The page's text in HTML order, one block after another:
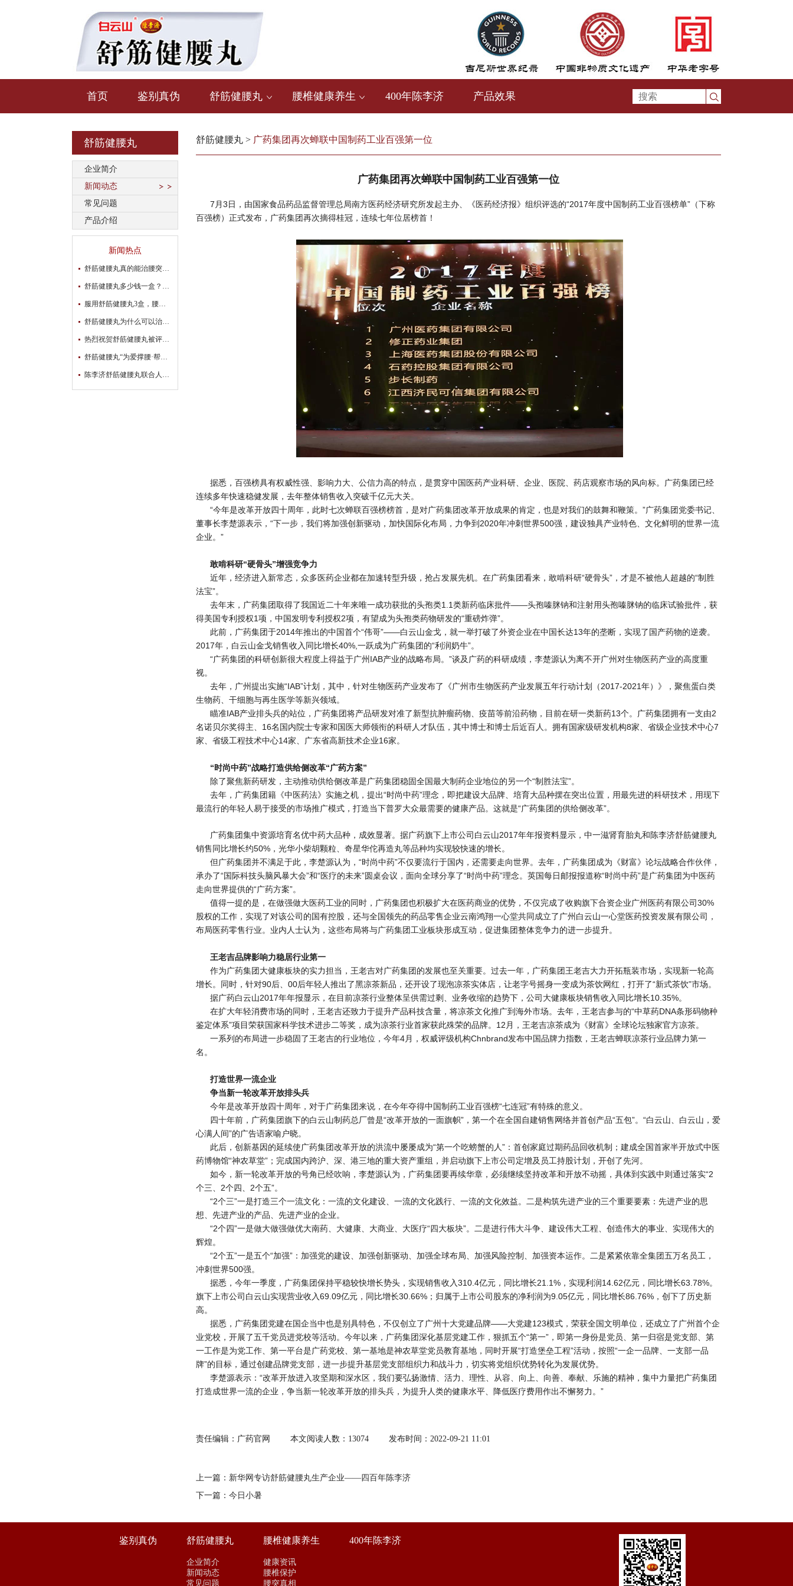
首页 鉴别真伪 舒筋健腰丸 腰椎健康养生 400年陈李济 产品效果
舒筋健腰丸
企业简介
新闻动态
常见问题
产品介绍
新闻热点
舒筋健腰丸真的能治腰突吗？真相原来是这样……
舒筋健腰丸多少钱一盒？你想知道的都在这
服用舒筋健腰丸3盒，腰腿不疼了，可以停药了吗？
舒筋健腰丸为什么可以治疗腰间盘突出？
热烈祝贺舒筋健腰丸被评为【2022-2023年度中国药店“颈腰椎类”店员推荐率最高品牌】！
舒筋健腰丸“为爱撑腰·帮扶腰突患者公益活动”覆盖5万多名患者！
陈李济舒筋健腰丸联合人民日报健康客户端发起中西医结合骨科发展与创新研讨会暨“为爱撑腰·帮扶腰椎间盘突出患者公益活动” ​
舒筋健腰丸 > 广药集团再次蝉联中国制药工业百强第一位
广药集团再次蝉联中国制药工业百强第一位
7月3日，由国家食品药品监督管理总局南方医药经济研究所发起主办、《医药经济报》组织评选的“2017年度中国制药工业百强榜单”（下称
百强榜）正式发布，广药集团再次摘得桂冠，连续七年位居榜首！
据悉，百强榜具有权威性强、影响力大、公信力高的特点，是贯穿中国医药产业科研、企业、医院、药店观察市场的风向标。广药集团已经
连续多年快速稳健发展，去年整体销售收入突破千亿元大关。
“今年是改革开放四十周年，此时七次蝉联百强榜榜首，是对广药集团改革开放成果的肯定，也是对我们的鼓舞和鞭策。”广药集团党委书记、
董事长李楚源表示，“下一步，我们将加强创新驱动，加快国际化布局，力争到2020年冲刺世界500强，建设独具产业特色、文化鲜明的世界一流
企业。”
敢啃科研“硬骨头”增强竞争力
近年，经济进入新常态，众多医药企业都在加速转型升级，抢占发展先机。在广药集团看来，敢啃科研“硬骨头”，才是不被他人超越的“制胜
法宝”。
去年末，广药集团取得了我国近二十年来唯一成功获批的头孢类1.1类新药临床批件——头孢嗪脒钠和注射用头孢嗪脒钠的临床试验批件，获
得美国专利授权1项，中国发明专利授权2项，有望成为头孢类药物研发的“重磅炸弹”。
此前，广药集团于2014年推出的中国首个“伟哥”——白云山金戈，就一举打破了外资企业在中国长达13年的垄断，实现了国产药物的逆袭。
2017年，白云山金戈销售收入同比增长40%,一跃成为广药集团的“利润奶牛”。
“广药集团的科研创新很大程度上得益于广州IAB产业的战略布局。”谈及广药的科研成绩，李楚源认为离不开广州对生物医药产业的高度重
视。
去年，广州提出实施“IAB”计划，其中，针对生物医药产业发布了《广州市生物医药产业发展五年行动计划（2017-2021年）》，聚焦蛋白类
生物药、干细胞与再生医学等新兴领域。
瞄准IAB产业排头兵的站位，广药集团将产品研发对准了新型抗肿瘤药物、疫苗等前沿药物，目前在研一类新药13个。广药集团拥有一支由2
名诺贝尔奖得主、16名国内院士专家和国医大师领衔的科研人才队伍，其中博士和博士后近百人。拥有国家级研发机构8家、省级企业技术中心7
家、省级工程技术中心14家、广东省高新技术企业16家。
“时尚中药”战略打造供给侧改革“广药方案”
除了聚焦新药研发，主动推动供给侧改革是广药集团稳固全国最大制药企业地位的另一个“制胜法宝”。
去年，广药集团籍《中医药法》实施之机，提出“时尚中药”理念，即把建设大品牌、培育大品种摆在突出位置，用最先进的科研技术，用现下
最流行的年轻人易于接受的市场推广模式，打造当下普罗大众最需要的健康产品。这就是“广药集团的供给侧改革”。
广药集团集中资源培育名优中药大品种，成效显著。据广药旗下上市公司白云山2017年年报资料显示，中一滋肾育胎丸和陈李济舒筋健腰丸
销售同比增长约50%，光华小柴胡颗粒、奇星华佗再造丸等品种均实现较快速的增长。
但广药集团并不满足于此，李楚源认为，“时尚中药”不仅要流行于国内，还需要走向世界。去年，广药集团成为《财富》论坛战略合作伙伴，
承办了“国际科技头脑风暴大会”和“医疗的未来”圆桌会议，面向全球分享了“时尚中药”理念。英国每日邮报报道称“时尚中药”是广药集团为中医药
走向世界提供的“广药方案”。
值得一提的是，在做强做大医药工业的同时，广药集团也积极扩大在医药商业的优势，不仅完成了收购旗下合资企业广州医药有限公司30%
股权的工作，实现了对该公司的国有控股，还与全国领先的药品零售企业云南鸿翔一心堂共同成立了广州白云山一心堂医药投资发展有限公司，
布局医药零售行业。业内人士认为，这些布局将与广药集团工业板块形成互动，促进集团整体竞争力的进一步提升。
王老吉品牌影响力稳居行业第一
作为广药集团大健康板块的实力担当，王老吉对广药集团的发展也至关重要。过去一年，广药集团王老吉大力开拓瓶装市场，实现新一轮高
增长。同时，针对90后、00后年轻人推出了黑凉茶新品，还开设了现泡凉茶实体店，让老字号摇身一变成为茶饮网红，打开了“新式茶饮”市场。
据广药白云山2017年年报显示，在目前凉茶行业整体呈供需过剩、业务收缩的趋势下，公司大健康板块销售收入同比增长10.35%。
在扩大年轻消费市场的同时，王老吉还致力于提升产品科技含量，将凉茶文化推广到海外市场。去年，王老吉参与的“中草药DNA条形码物种
鉴定体系”项目荣获国家科学技术进步二等奖，成为凉茶行业首家获此殊荣的品牌。12月，王老吉凉茶成为《财富》全球论坛独家官方凉茶。
一系列的布局进一步稳固了王老吉的行业地位，今年4月，权威评级机构Chnbrand发布中国品牌力指数，王老吉蝉联凉茶行业品牌力第一
名。
打造世界一流企业
争当新一轮改革开放排头兵
今年是改革开放四十周年，对于广药集团来说，在今年夺得中国制药工业百强榜“七连冠”有特殊的意义。
四十年前，广药集团旗下的白云山制药总厂曾是“改革开放的一面旗帜”，第一个在全国自建销售网络并首创产品“五包”。“白云山、白云山，爱
心满人间”的广告语家喻户晓。
此后，创新基因的延续使广药集团改革开放的洪流中屡屡成为“第一个吃螃蟹的人”：首创家庭过期药品回收机制；建成全国首家半开放式中医
药博物馆“神农草堂”；完成国内跨沪、深、港三地的重大资产重组，并启动旗下上市公司定增及员工持股计划，开创了先河。
如今，新一轮改革开放的号角已经吹响，李楚源认为，广药集团要再续华章，必须继续坚持改革和开放不动摇，具体到实践中则通过落实“2
个三、2个四、2个五”。
“2个三”一是打造三个一流文化：一流的文化建设、一流的文化践行、一流的文化效益。二是构筑先进产业的三个重要要素：先进产业的思
想、先进产业的产品、先进产业的企业。
“2个四”一是做大做强做优大南药、大健康、大商业、大医疗“四大板块”。二是进行伟大斗争、建设伟大工程、创造伟大的事业、实现伟大的
辉煌。
“2个五”一是五个“加强”：加强党的建设、加强创新驱动、加强全球布局、加强风险控制、加强资本运作。二是紧紧依靠全集团五万名员工，
冲刺世界500强。
据悉，今年一季度，广药集团保持平稳较快增长势头，实现销售收入310.4亿元，同比增长21.1%，实现利润14.62亿元，同比增长63.78%。
旗下上市公司白云山实现营业收入69.09亿元，同比增长30.66%；归属于上市公司股东的净利润为9.05亿元，同比增长86.76%，创下了历史新
高。
据悉，广药集团党建在国企当中也是别具特色，不仅创立了广州十大党建品牌——大党建123模式，荣获全国文明单位，还成立了广州首个企
业党校，开展了五千党员进党校等活动。今年以来，广药集团深化基层党建工作，狠抓五个“第一”，即第一身份是党员、第一归宿是党支部、第
一工作是为党工作、第一平台是广药党校、第一基地是神农草堂党员教育基地，同时开展“打造堡垒工程”活动，按照“一企一品牌、一支部一品
牌”的目标，通过创建品牌党支部，进一步提升基层党支部组织力和战斗力，切实将党组织优势转化为发展优势。
李楚源表示：“改革开放进入攻坚期和深水区，我们要弘扬激情、活力、理性、从容、向上、向善、奉献、乐施的精神，集中力量把广药集团
打造成世界一流的企业，争当新一轮改革开放的排头兵，为提升人类的健康水平、降低医疗费用作出不懈努力。”
责任编辑：广药官网 本文阅读人数：13074 发布时间：2022-09-21 11:01
上一篇： 新华网专访舒筋健腰丸生产企业——四百年陈李济
下一篇： 今日小暑
鉴别真伪 舒筋健腰丸
企业简介
新闻动态
常见问题
腰椎健康养生
健康资讯
腰椎保护
腰突真相
400年陈李济